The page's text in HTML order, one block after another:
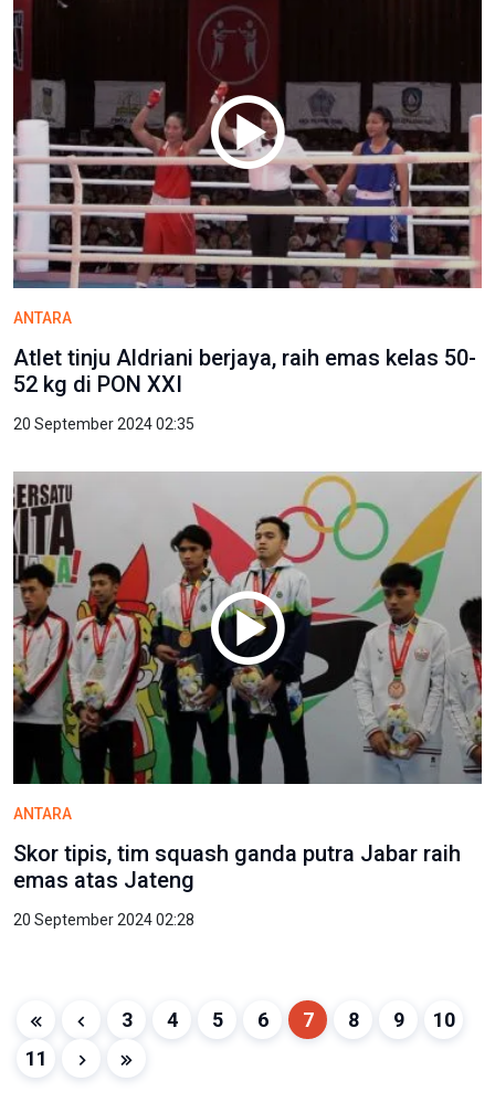
ANTARA
Atlet tinju Aldriani berjaya, raih emas kelas 50-
52 kg di PON XXI
20 September 2024 02:35
ANTARA
Skor tipis, tim squash ganda putra Jabar raih
emas atas Jateng
20 September 2024 02:28
3 4 5 6 7 8 9
10
11